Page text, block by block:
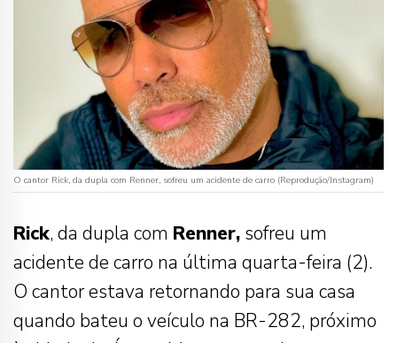
O cantor Rick, da dupla com Renner, sofreu um acidente de carro (Reprodução/Instagram)
Rick, da dupla com Renner, sofreu um
acidente de carro na última quarta-feira (2).
O cantor estava retornando para sua casa
quando bateu o veículo na BR-282, próximo